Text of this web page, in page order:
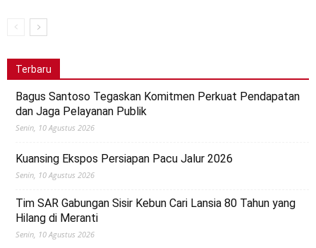
Terbaru
Bagus Santoso Tegaskan Komitmen Perkuat Pendapatan
dan Jaga Pelayanan Publik
Senin, 10 Agustus 2026
Kuansing Ekspos Persiapan Pacu Jalur 2026
Senin, 10 Agustus 2026
Tim SAR Gabungan Sisir Kebun Cari Lansia 80 Tahun yang
Hilang di Meranti
Senin, 10 Agustus 2026